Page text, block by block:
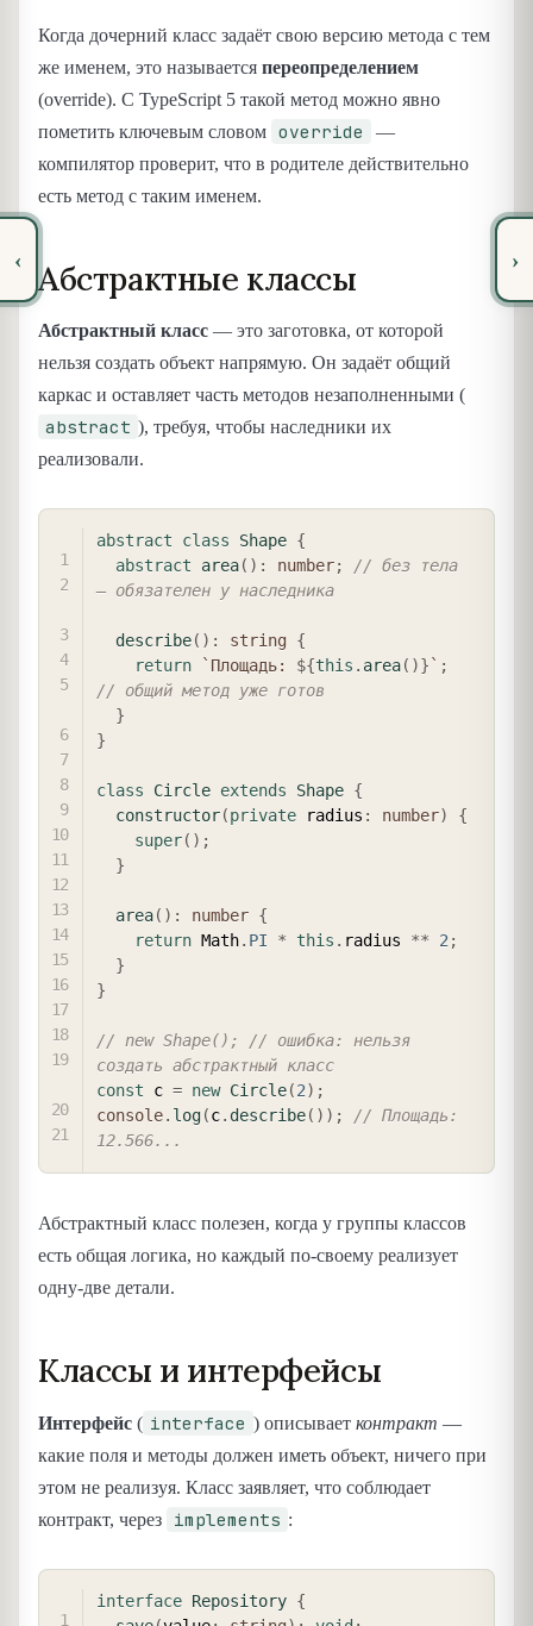
‹
Когда дочерний класс задаёт свою версию метода с тем
же именем, это называется переопределением
(override). С TypeScript 5 такой метод можно явно
пометить ключевым словом override
—
компилятор проверит, что в родителе действительно
есть метод с таким именем.
Абстрактные классы
Абстрактный класс — это заготовка, от которой
нельзя создать объект напрямую. Он задаёт общий
каркас и оставляет часть методов незаполненными (
abstract ), требуя, чтобы наследники их
реализовали.
abstract class Shape {
abstract
area( ) : number;
// без тела
— обязателен у наследника
describe( ) : string
{
return
` Площадь: ${this . area( )} ` ;
// общий метод уже готов
}
}
class Circle extends Shape {
constructor(private radius : number)
{
super( ) ;
}
area( ) : number {
return Math. PI * this . radius ** 2 ;
}
}
// new Shape(); // ошибка: нельзя
создать абстрактный класс
const c = new Circle(2) ;
console. log(c. describe( ) ) ;
// Площадь:
12.566...
Абстрактный класс полезен, когда у группы классов
есть общая логика, но каждый по-своему реализует
одну-две детали.
Классы и интерфейсы
Интерфейс ( interface ) описывает контракт —
какие поля и методы должен иметь объект, ничего при
этом не реализуя. Класс заявляет, что соблюдает
контракт, через
implements :
interface Repository {
›